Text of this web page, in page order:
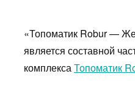
«Топоматик Robur —
является составной
комплексаТопоматик